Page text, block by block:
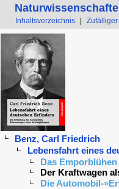
Inhaltsverzeichnis Zufälliger
Benz, Carl Friedrich
Lebensfahrt eines
Das
Der Kraftwagen
Die Automobil-